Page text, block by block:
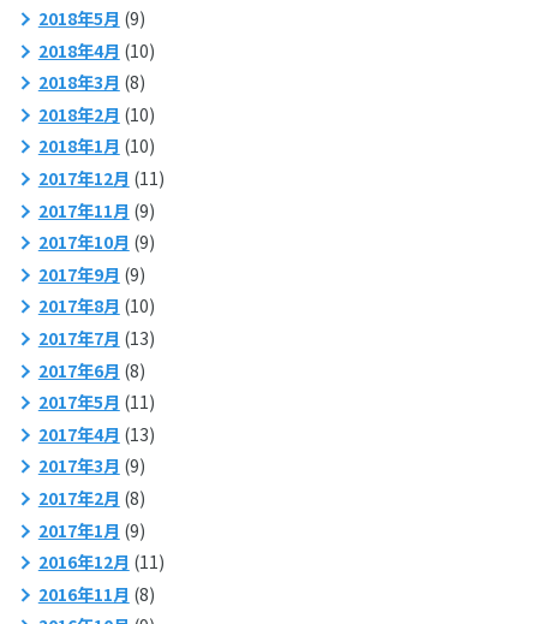
2018年5月 (9)
2018年4月 (10)
2018年3月 (8)
2018年2月 (10)
2018年1月 (10)
2017年12月 (11)
2017年11月 (9)
2017年10月 (9)
2017年9月 (9)
2017年8月 (10)
2017年7月 (13)
2017年6月 (8)
2017年5月 (11)
2017年4月 (13)
2017年3月 (9)
2017年2月 (8)
2017年1月 (9)
2016年12月 (11)
2016年11月 (8)